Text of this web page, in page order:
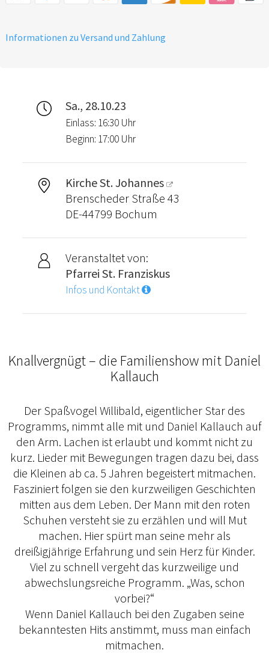
Informationen zu Versand und Zahlung
Sa., 28.10.23
Einlass: 16:30 Uhr
Beginn: 17:00 Uhr
Kirche St. Johannes
Brenscheder Straße 43
DE-44799 Bochum
Veranstaltet von:
Pfarrei St. Franziskus
Infos und Kontakt
Knallvergnügt – die Familienshow mit Daniel
Kallauch
Der Spaßvogel Willibald, eigentlicher Star des
Programms, nimmt alle mit und Daniel Kallauch auf
den Arm. Lachen ist erlaubt und kommt nicht zu
kurz. Lieder mit Bewegungen tragen dazu bei, dass
die Kleinen ab ca. 5 Jahren begeistert mitmachen.
Fasziniert folgen sie den kurzweiligen Geschichten
mitten aus dem Leben. Der Mann mit den roten
Schuhen versteht sie zu erzählen und will Mut
machen. Hier spürt man seine mehr als
dreißigjährige Erfahrung und sein Herz für Kinder.
Viel zu schnell vergeht das kurzweilige und
abwechslungsreiche Programm. „Was, schon
vorbei?“
Wenn Daniel Kallauch bei den Zugaben seine
bekanntesten Hits anstimmt, muss man einfach
mitmachen.